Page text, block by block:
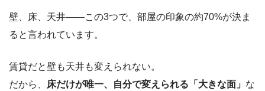
壁、床、天井——この3つで、部屋の印象の約70%が決ま
ると言われています。
賃貸だと壁も天井も変えられない。
だから、
床だけが唯一、自分で変えられる「大きな面」 な